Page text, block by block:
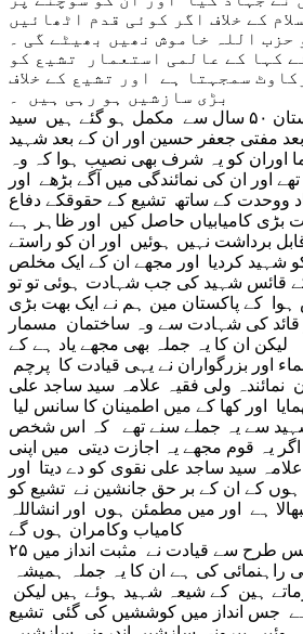
کے خلاف اگر کوئی قدم اٹھائیں
حزب اللہ خاموش نھیں بھیٹے گی ۔
کہا کے عالمی استعمار تشیع کو
سمجہتا ہے اور تشیع کے خلاف
بڑی سازشیں ہو رہی ہیں ۔
شیعہ علماء کونسل پاکستان ۵۰ سال سے مکمل ہو گئے ہیں سید
مفتی جعفر حسین اور ان کے بعد شہید
اوران کو یہ شرف بھی نصیب ہوا کہ وہ
اور ان کی نمائندگی میں آگے بڑھے اور
ووحدت کے ساتھ تشیع کے حقوقکے دفاع
بڑی کامیابیاں حاصل کیں اور ظاہر ہے
برداشت نہیں ہوئیں اور ان کو راستے
شہید کردیا اور مجھے ان کے ایک مخلص
قائس شہید کی جب شہادت ہوئی تو تو
کے پاکستان مین ہم نے ایک بھت بڑی
قائد کی شہادت سے وہ ساختمان مسمار
ان کا یہ جملہ بھی مجھے یاد ہے کے
اور بزرگواران نے یہی قیادت کا پرچم
نمائندہ ولی فقیہ علامہ سید ساجد علی
اور کھا کے میں اطمینان کا سانس لیا
شہید سے یہ جملے سنے تھے کہ اس شخص
یہ قوم مجھے یہ اجازت دیتی میں اپنی
سید ساجد علی نقوی کو دے دیتا اور
ہوں کے ان کے بر حق جانشین نے تشیع کو
ہے اور میں مطمئن ہوں اور انشاللہ
کامیاب وکامران ہوں گے
۲۵ سال کے عرصے میں جس طرح سے قیادت نے مثبت انداز میں
راہنمائی کی ہے ان کا یہ جملہ ہمیشہ
ہین کے شیعہ شہید ہوئے ہیں لیکن
ہے جس انداز میں کوششیں کی گئی تشیع